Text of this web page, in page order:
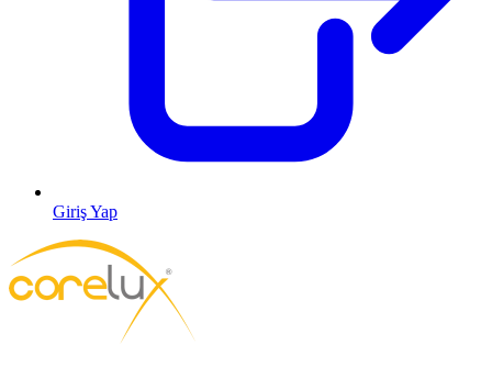
Giriş Yap